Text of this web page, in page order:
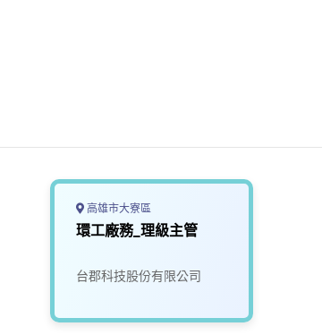
高雄市大寮區
環工廠務_理級主管
台郡科技股份有限公司